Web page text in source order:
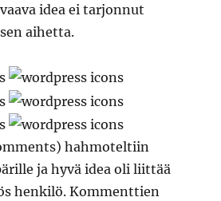
idea ei tarjonnut
aihetta.
hahmoteltiin
ja hyvä idea oli liittää
henkilö. Kommenttien